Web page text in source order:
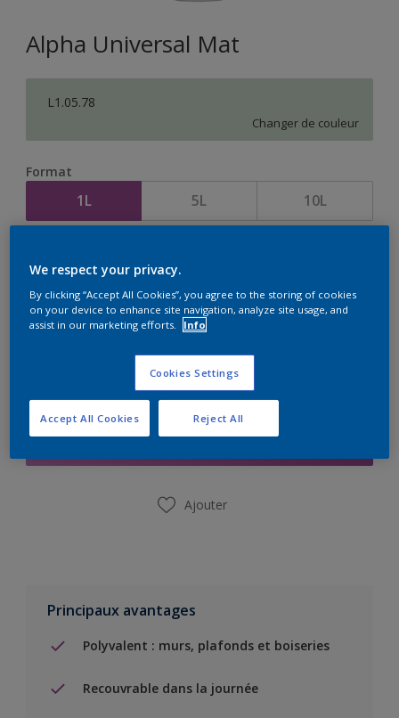
Alpha Universal Mat
L1.05.78
Changer de couleur
Format
1L 5L 10L
Ajouter à la liste d’achats
Ajouter
Principaux avantages
Polyvalent : murs, plafonds et boiseries
Recouvrable dans la journée
We respect your privacy.
By clicking “Accept All Cookies”, you agree to the storing of cookies
on your device to enhance site navigation, analyze site usage, and
assist in our marketing efforts.
Info
Cookies Settings
Reject All
Accept All Cookies